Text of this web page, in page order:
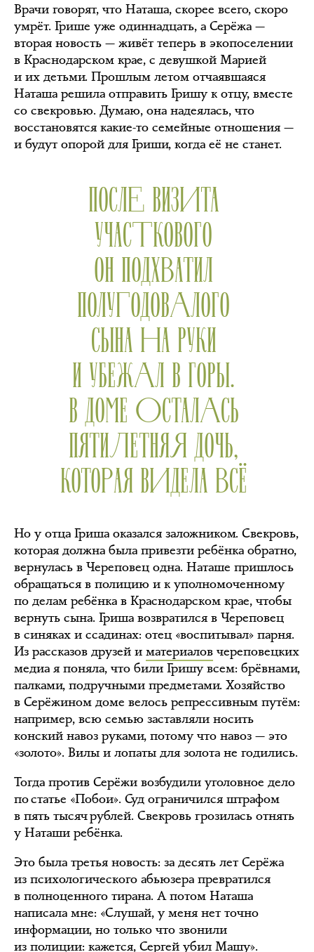
Врачи говорят, что Наташа, скорее всего, скоро
умрёт. Грише уже одиннадцать, а Серёжа —
вторая новость — живёт теперь в экопоселении
в Краснодарском крае, с девушкой Марией
и их детьми. Прошлым летом отчаявшаяся
Наташа решила отправить Гришу к отцу, вместе
со свекровью. Думаю, она надеялась, что
восстановятся какие-то семейные отношения —
и будут опорой для Гриши, когда её не станет.
ПОСЛЕ ВИЗИТА
УЧАСТКОВОГО
ОН ПОДХВАТИЛ
ПОЛУГОДОВАЛОГО
СЫНА НА РУКИ
И УБЕЖАЛ В ГОРЫ.
В ДОМЕ ОСТАЛАСЬ
ПЯТИЛЕТНЯЯ ДОЧЬ,
КОТОРАЯ ВИДЕЛА ВСЁ
Но у отца Гриша оказался заложником. Свекровь,
которая должна была привезти ребёнка обратно,
вернулась в Череповец одна. Наташе пришлось
обращаться в полицию и к уполномоченному
по делам ребёнка в Краснодарском крае, чтобы
вернуть сына. Гриша возвратился в Череповец
в синяках и ссадинах: отец «воспитывал» парня.
Из рассказов друзей и материалов череповецких
медиа я поняла, что били Гришу всем: брёвнами,
палками, подручными предметами. Хозяйство
в Серёжином доме велось репрессивным путём:
например, всю семью заставляли носить
конский навоз руками, потому что навоз — это
«золото». Вилы и лопаты для золота не годились.
Тогда против Серёжи возбудили уголовное дело
по статье «Побои». Суд ограничился штрафом
в пять тысяч рублей. Свекровь грозилась отнять
у Наташи ребёнка.
Это была третья новость: за десять лет Серёжа
из психологического абьюзера превратился
в полноценного тирана. А потом Наташа
написала мне: «Слушай, у меня нет точно
информации, но только что звонили
из полиции: кажется, Сергей убил Машу».